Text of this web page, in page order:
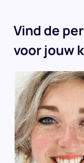
Vind de
voor jouw